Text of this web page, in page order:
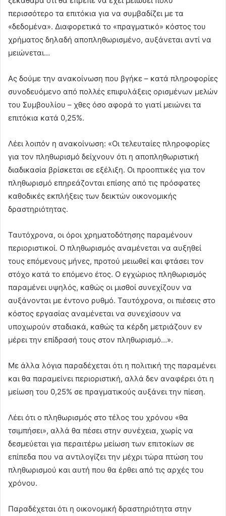
περισσότερο τα επιτόκια για να συμβαδίζει με τα
«δεδομένα». Διαφορετικά το «πραγματικό» κόστος του
χρήματος δηλαδή αποπληθωρισμένο, αυξάνεται αντί να
μειώνεται…
Ας δούμε την ανακοίνωση που βγήκε – κατά πληροφορίες
συνοδευόμενο από πολλές επιφυλάξεις ορισμένων μελών
του Συμβουλίου – χθες όσο αφορά το γιατί μειώνει τα
επιτόκια κατά 0,25%.
Λέει λοιπόν η ανακοίνωση: «Οι τελευταίες πληροφορίες
για τον πληθωρισμό δείχνουν ότι η αποπληθωριστική
διαδικασία βρίσκεται σε εξέλιξη. Οι προοπτικές για τον
πληθωρισμό επηρεάζονται επίσης από τις πρόσφατες
καθοδικές εκπλήξεις των δεικτών οικονομικής
δραστηριότητας.
Ταυτόχρονα, οι όροι χρηματοδότησης παραμένουν
περιοριστικοί. Ο πληθωρισμός αναμένεται να αυξηθεί
τους επόμενους μήνες, προτού μειωθεί και φτάσει τον
στόχο κατά το επόμενο έτος. Ο εγχώριος πληθωρισμός
παραμένει υψηλός, καθώς οι μισθοί συνεχίζουν να
αυξάνονται με έντονο ρυθμό. Ταυτόχρονα, οι πιέσεις στο
κόστος εργασίας αναμένεται να συνεχίσουν να
υποχωρούν σταδιακά, καθώς τα κέρδη μετριάζουν εν
μέρει την επίδρασή τους στον πληθωρισμό…».
Με άλλα λόγια παραδέχεται ότι η πολιτική της παραμένει
και θα παραμείνει περιοριστική, αλλά δεν αναφέρει ότι η
μείωση του 0,25% σε πραγματικούς αυξάνει την πίεση.
Λέει ότι ο πληθωρισμός στο τέλος του χρόνου «θα
τσιμπήσει», αλλά θα πέσει στην συνέχεια, χωρίς να
δεσμεύεται για περαιτέρω μείωση των επιτοκίων σε
επίπεδα που να αντιλογίζει την μέχρι τώρα πτώση του
πληθωρισμού και αυτή που θα έρθει από τις αρχές του
χρόνου.
Παραδέχεται ότι η οικονομική δραστηριότητα στην